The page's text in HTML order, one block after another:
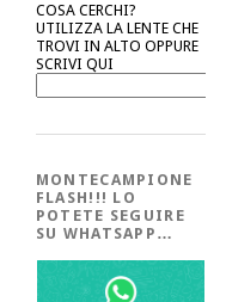
COSA CERCHI?
UTILIZZA LA LENTE CHE
TROVI IN ALTO OPPURE
SCRIVI QUI
MONTECAMPIONE
FLASH!!! LO
POTETE SEGUIRE
SU WHATSAPP…